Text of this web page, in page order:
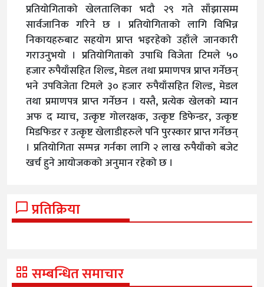
प्रतियोगिताको खेलतालिका भदौ २९ गते साँझासम्म
सार्वजानिक गरिने छ । प्रतियोगिताको लागि विभिन्न
निकायहरुबाट सहयोग प्राप्त भइरहेको उहाँले जानकारी
गराउनुभयो । प्रतियोगिताको उपाधि विजेता टिमले ५०
हजार रुपैयाँसहित शिल्ड, मेडल तथा प्रमाणपत्र प्राप्त गर्नेछन्
भने उपविजेता टिमले ३० हजार रुपैयाँसहित शिल्ड, मेडल
तथा प्रमाणपत्र प्राप्त गर्नेछन । यस्तै, प्रत्येक खेलको म्यान
अफ द म्याच, उत्कृष्ट गोलरक्षक, उत्कृष्ट डिफेन्डर, उत्कृष्ट
मिडफिडर र उत्कृष्ट खेलाडीहरुले पनि पुरस्कार प्राप्त गर्नेछन्
। प्रतियोगिता सम्पन्न गर्नका लागि २ लाख रुपैयाँको बजेट
खर्च हुने आयोजकको अनुमान रहेको छ ।
प्रतिक्रिया
सम्बन्धित समाचार